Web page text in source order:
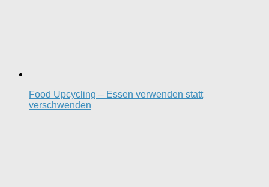
Food Upcycling – Essen verwenden statt
verschwenden